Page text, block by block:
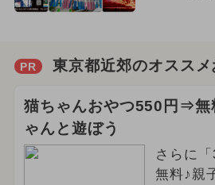
PR 東京都近郊のオススメ
猫ちゃんおやつ550円⇒無
ゃんと遊ぼう
さらに
無料♪親